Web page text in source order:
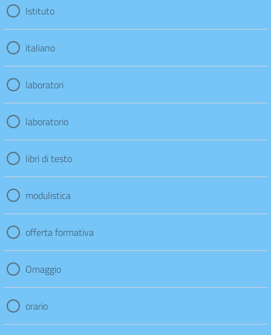
Istituto
italiano
laboratori
laboratorio
libri di testo
modulistica
offerta formativa
Omaggio
orario